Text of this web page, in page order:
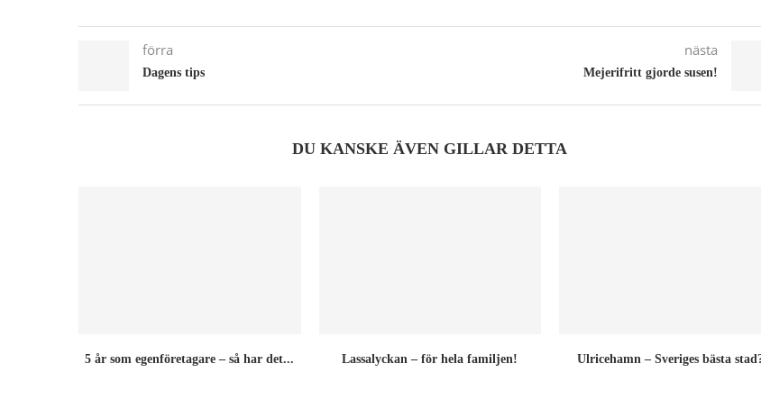
förra
Dagens tips
nästa
Mejerifritt gjorde susen!
DU KANSKE ÄVEN GILLAR DETTA
5 år som egenföretagare – så har det... Lassalyckan – för hela familjen! Ulricehamn – Sveriges bästa